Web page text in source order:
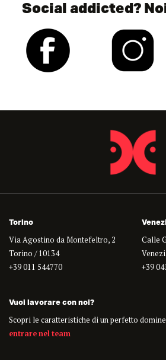
Social addicted?
Torino
Via Agostino da Montefeltro, 2
Torino / 10134
+39 011 544770
Calle
+39
Vuoi lavorare con noi?
Scopri le caratteristiche di un perfetto
entrare nel team